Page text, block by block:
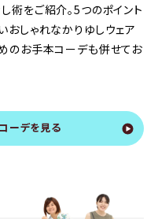
術をご紹介。5つのポイント
おしゃれなかりゆしウェア
のお手本コーデも併せてお
ーデを見る